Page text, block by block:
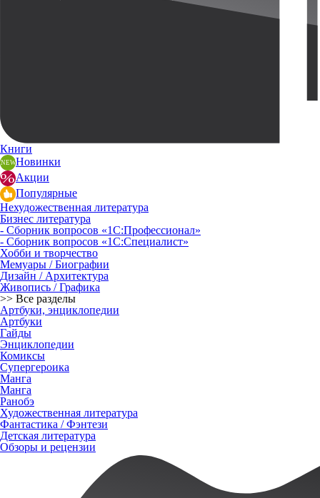
Книги
Новинки
Акции
Популярные
Нехудожественная литература
Бизнес литература
- Сборник вопросов «1С:Профессионал»
- Сборник вопросов «1С:Специалист»
Хобби и творчество
Мемуары / Биографии
Дизайн / Архитектура
Живопись / Графика
>> Все разделы
Артбуки, энциклопедии
Артбуки
Гайды
Энциклопедии
Комиксы
Супергероика
Манга
Манга
Ранобэ
Художественная литература
Фантастика / Фэнтези
Детская литература
Обзоры и рецензии